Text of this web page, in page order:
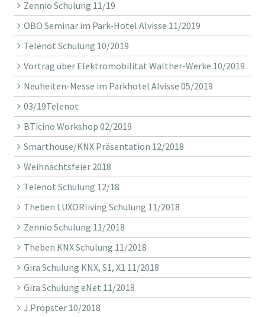
Zennio Schulung 11/19
OBO Seminar im Park-Hotel Alvisse 11/2019
Telenot Schulung 10/2019
Vortrag über Elektromobilität Walther-Werke 10/2019
Neuheiten-Messe im Parkhotel Alvisse 05/2019
03/19Telenot
BTicino Workshop 02/2019
Smarthouse/KNX Präsentation 12/2018
Weihnachtsfeier 2018
Telenot Schulung 12/18
Theben LUXORliving Schulung 11/2018
Zennio Schulung 11/2018
Theben KNX Schulung 11/2018
Gira Schulung KNX, S1, X1 11/2018
Gira Schulung eNet 11/2018
J.Pröpster 10/2018